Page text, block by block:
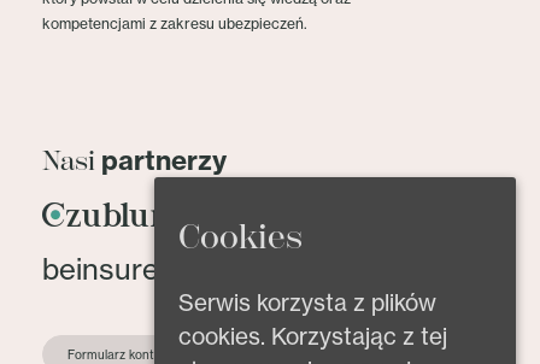
kompetencjami z zakresu ubezpieczeń.
Nasi partnerzy
beinsured@beinsured.pl
Formularz kontaktowy
Cookies
Serwis korzysta z plików
cookies. Korzystając z tej